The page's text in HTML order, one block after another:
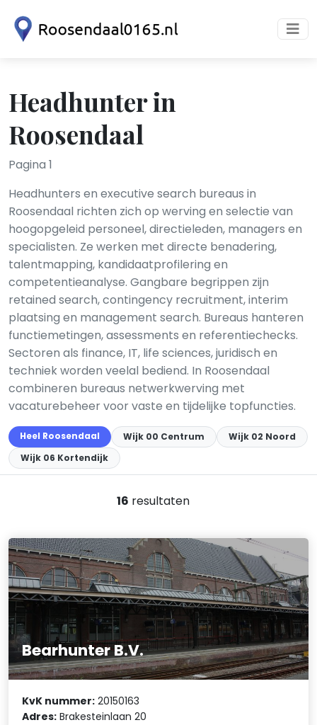
Headhunter in
Roosendaal
Pagina 1
Headhunters en executive search bureaus in
Roosendaal richten zich op werving en selectie van
hoogopgeleid personeel, directieleden, managers en
specialisten. Ze werken met directe benadering,
talentmapping, kandidaatprofilering en
competentieanalyse. Gangbare begrippen zijn
retained search, contingency recruitment, interim
plaatsing en management search. Bureaus hanteren
functiemetingen, assessments en referentiechecks.
Sectoren als finance, IT, life sciences, juridisch en
techniek worden veelal bediend. In Roosendaal
combineren bureaus netwerk­werving met
vacaturebeheer voor vaste en tijdelijke topfuncties.
Heel Roosendaal Wijk 00 Centrum
Wijk 02 Noord
Wijk 06 Kortendijk
16 resultaten
Bearhunter B.V.
KvK nummer: 20150163
Adres: Brakesteinlaan 20